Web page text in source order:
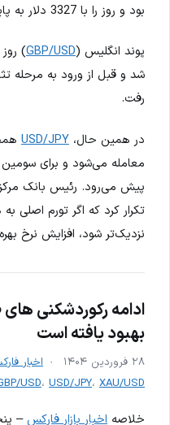
بود و روز را با 3327 دلار به پایان رساند.
پوند انگلیس (GBP/USD
)
رفت.
در همین حال، USD/JPY
معامله می‌شود و برای
پیش می‌رود. رئیس بانک
نزدیک‌تر شود، افزایش نرخ
ادامه رکوردشکنی های
بهبود یافته است
۲۸ فروردین ۱۴۰۴ اخبار
USD، USD/JPY، XAU/USD
خلاصه اخبار بازار فارکس –